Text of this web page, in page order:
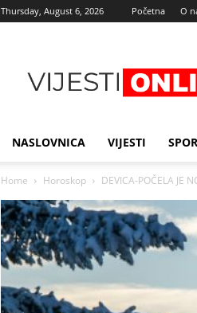
Thursday, August 6, 2026 Početna O
vijesti
NASLOVNICA VIJESTI
Home Horoskop DEVICA-POČELA JE